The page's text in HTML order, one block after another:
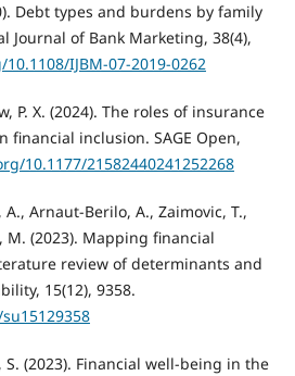
Debt types and burdens by family
of Bank Marketing, 38(4),
IJBM-07-2019-0262
P. X. (2024). The roles of insurance
financial inclusion. SAGE Open,
10.1177/21582440241252268
Arnaut-Berilo, A., Zaimovic, T.,
M. (2023). Mapping financial
review of determinants and
15(12), 9358.
S. (2023). Financial well-being in the